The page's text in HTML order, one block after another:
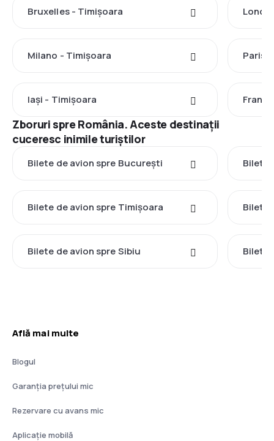
Bruxelles - Timișoara
Milano - Timișoara Paris
Iași - Timișoara
Zboruri spre România. Aceste destinații
cuceresc inimile turiștilor
Bilete de avion spre București Bilete
Bilete de avion spre Timișoara Bilete
Bilete de avion spre Sibiu Bilete
Află mai multe
Blogul
Garanția prețului mic
Rezervare cu avans mic
Aplicație mobilă